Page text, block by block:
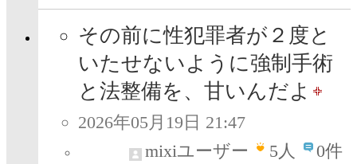
その前に性犯罪者が２度と
いたせないように強制手術
と法整備を、甘いんだよ
2026年05月19日 21:47
mixiユーザー
5人 0件